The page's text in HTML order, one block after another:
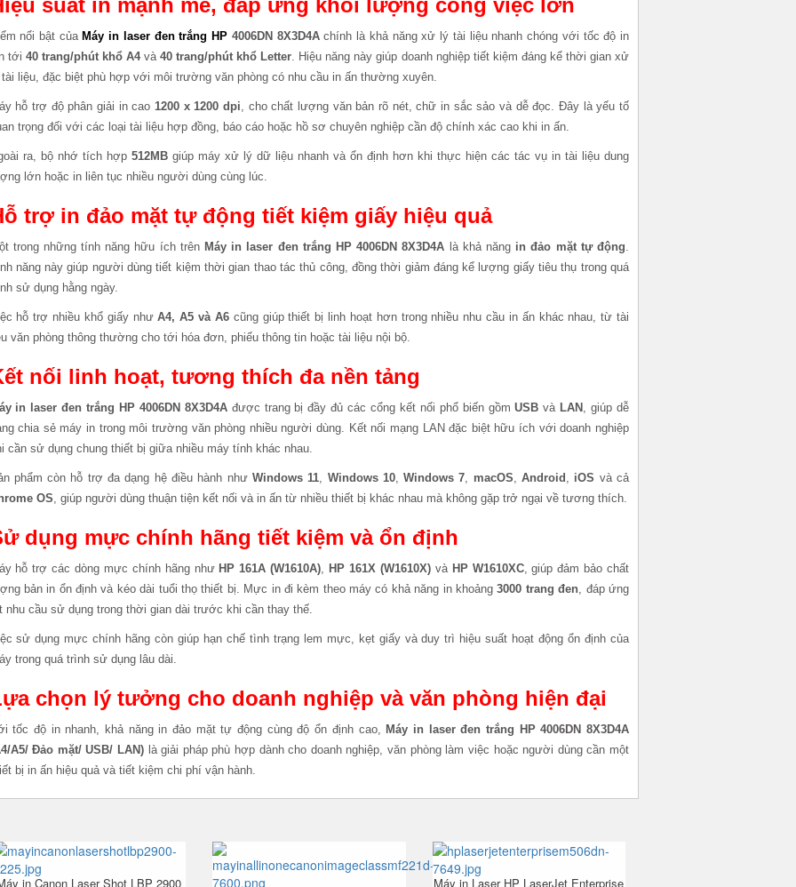
nổi bật củaMáy in laser đen trắng HP 4006DN 8X3D4Achính là khả năng xử lý tài liệu nhanh chóng với tốc độ in
tới 40 trang/phút khổ A4và 40 trang/phút khổ Letter . Hiệu năng này giúp doanh nghiệp tiết kiệm đáng kể thời gian xử
liệu, đặc biệt phù hợp với môi trường văn phòng có nhu cầu in ấn thường xuyên.
hỗ trợ độ phân giải in cao 1200 x 1200 dpi , cho chất lượng văn bản rõ nét, chữ in sắc sảo và dễ đọc. Đây là yếu tố
trọng đối với các loại tài liệu hợp đồng, báo cáo hoặc hồ sơ chuyên nghiệp cần độ chính xác cao khi in ấn.
ra, bộ nhớ tích hợp 512MBgiúp máy xử lý dữ liệu nhanh và ổn định hơn khi thực hiện các tác vụ in tài liệu dung
lớn hoặc in liên tục nhiều người dùng cùng lúc.
trợ in đảo mặt tự động tiết kiệm giấy hiệu quả
trong những tính năng hữu ích trên Máy in laser đen trắng HP 4006DN 8X3D4A là khả năng in đảo mặt tự động
năng này giúp người dùng tiết kiệm thời gian thao tác thủ công, đồng thời giảm đáng kể lượng giấy tiêu thụ trong quá
sử dụng hằng ngày.
hỗ trợ nhiều khổ giấy nhưA4, A5 và A6cũng giúp thiết bị linh hoạt hơn trong nhiều nhu cầu in ấn khác nhau, từ tài
văn phòng thông thường cho tới hóa đơn, phiếu thông tin hoặc tài liệu nội bộ.
nối linh hoạt, tương thích đa nền tảng
in laser đen trắng HP 4006DN 8X3D4Ađược trang bị đầy đủ các cổng kết nối phổ biến gồmUSB và LAN , giúp dễ
chia sẻ máy in trong môi trường văn phòng nhiều người dùng. Kết nối mạng LAN đặc biệt hữu ích với doanh nghiệp
cần sử dụng chung thiết bị giữa nhiều máy tính khác nhau.
phẩm còn hỗ trợ đa dạng hệ điều hành như Windows 11 Windows 10,Windows 7 macOS ,Android iOS và cả
OS , giúp người dùng thuận tiện kết nối và in ấn từ nhiều thiết bị khác nhau mà không gặp trở ngại về tương thích.
dụng mực chính hãng tiết kiệm và ổn định
hỗ trợ các dòng mực chính hãng như HP 161A (W1610A) HP 161X (W1610X)và HP W1610XC, giúp đảm bảo chất
bản in ổn định và kéo dài tuổi thọ thiết bị. Mực in đi kèm theo máy có khả năng in khoảng3000 trang đen , đáp ứng
nhu cầu sử dụng trong thời gian dài trước khi cần thay thế.
sử dụng mực chính hãng còn giúp hạn chế tình trạng lem mực, kẹt giấy và duy trì hiệu suất hoạt động ổn định của
trong quá trình sử dụng lâu dài.
chọn lý tưởng cho doanh nghiệp và văn phòng hiện đại
tốc độ in nhanh, khả năng in đảo mặt tự động cùng độ ổn định cao, Máy in laser đen trắng HP 4006DN 8X3D4A
A5/ Đảo mặt/ USB/ LAN)là giải pháp phù hợp dành cho doanh nghiệp, văn phòng làm việc hoặc người dùng cần một
bị in ấn hiệu quả và tiết kiệm chi phí vận hành.
in Canon Laser Shot LBP 2900 Máy in Laser HP LaserJet Enterprise